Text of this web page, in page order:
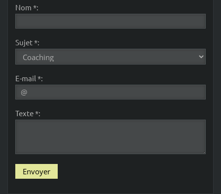
Nom *:
Sujet *:
E-mail *:
Texte *: